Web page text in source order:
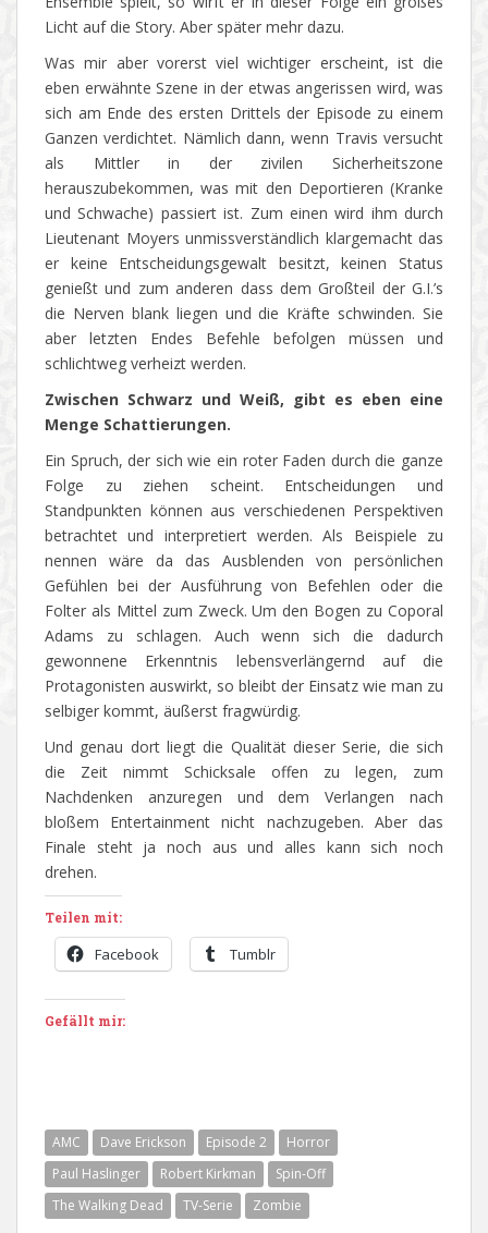
Licht auf die Story. Aber später mehr dazu.
Was mir aber vorerst viel wichtiger erscheint, ist die
eben erwähnte Szene in der etwas angerissen wird, was
sich am Ende des ersten Drittels der Episode zu einem
Ganzen verdichtet. Nämlich dann, wenn Travis versucht
als Mittler in der zivilen Sicherheitszone
herauszubekommen, was mit den Deportieren (Kranke
und Schwache) passiert ist. Zum einen wird ihm durch
Lieutenant Moyers unmissverständlich klargemacht das
er keine Entscheidungsgewalt besitzt, keinen Status
genießt und zum anderen dass dem Großteil der G.I.’s
die Nerven blank liegen und die Kräfte schwinden. Sie
aber letzten Endes Befehle befolgen müssen und
schlichtweg verheizt werden.
Zwischen Schwarz und Weiß, gibt es eben eine
Menge Schattierungen.
Ein Spruch, der sich wie ein roter Faden durch die ganze
Folge zu ziehen scheint. Entscheidungen und
Standpunkten können aus verschiedenen Perspektiven
betrachtet und interpretiert werden. Als Beispiele zu
nennen wäre da das Ausblenden von persönlichen
Gefühlen bei der Ausführung von Befehlen oder die
Folter als Mittel zum Zweck. Um den Bogen zu Coporal
Adams zu schlagen. Auch wenn sich die dadurch
gewonnene Erkenntnis lebensverlängernd auf die
Protagonisten auswirkt, so bleibt der Einsatz wie man zu
selbiger kommt, äußerst fragwürdig.
Und genau dort liegt die Qualität dieser Serie, die sich
die Zeit nimmt Schicksale offen zu legen, zum
Nachdenken anzuregen und dem Verlangen nach
bloßem Entertainment nicht nachzugeben. Aber das
Finale steht ja noch aus und alles kann sich noch
drehen.
Teilen mit:
Facebook Tumblr
Gefällt mir:
AMC Dave Erickson Episode 2
Horror
Paul Haslinger
Robert Kirkman
Spin-Off
The Walking Dead
TV-Serie Zombie